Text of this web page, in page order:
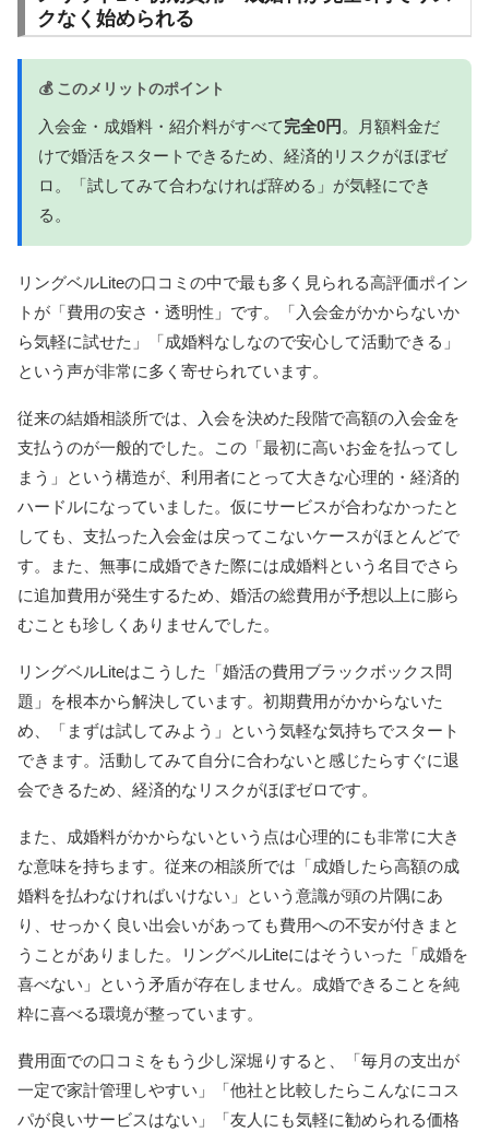
クなく始められる
💰 このメリットのポイント
入会金・成婚料・紹介料がすべて完全0円 。月額料金だ
けで婚活をスタートできるため、経済的リスクがほぼゼ
ロ。「試してみて合わなければ辞める」が気軽にでき
る。
リングベルLiteの口コミの中で最も多く見られる高評価ポイン
トが「費用の安さ・透明性」です。「入会金がかからないか
ら気軽に試せた」「成婚料なしなので安心して活動できる」
という声が非常に多く寄せられています。
従来の結婚相談所では、入会を決めた段階で高額の入会金を
支払うのが一般的でした。この「最初に高いお金を払ってし
まう」という構造が、利用者にとって大きな心理的・経済的
ハードルになっていました。仮にサービスが合わなかったと
しても、支払った入会金は戻ってこないケースがほとんどで
す。また、無事に成婚できた際には成婚料という名目でさら
に追加費用が発生するため、婚活の総費用が予想以上に膨ら
むことも珍しくありませんでした。
リングベルLiteはこうした「婚活の費用ブラックボックス問
題」を根本から解決しています。初期費用がかからないた
め、「まずは試してみよう」という気軽な気持ちでスタート
できます。活動してみて自分に合わないと感じたらすぐに退
会できるため、経済的なリスクがほぼゼロです。
また、成婚料がかからないという点は心理的にも非常に大き
な意味を持ちます。従来の相談所では「成婚したら高額の成
婚料を払わなければいけない」という意識が頭の片隅にあ
り、せっかく良い出会いがあっても費用への不安が付きまと
うことがありました。リングベルLiteにはそういった「成婚を
喜べない」という矛盾が存在しません。成婚できることを純
粋に喜べる環境が整っています。
費用面での口コミをもう少し深堀りすると、「毎月の支出が
一定で家計管理しやすい」「他社と比較したらこんなにコス
パが良いサービスはない」「友人にも気軽に勧められる価格